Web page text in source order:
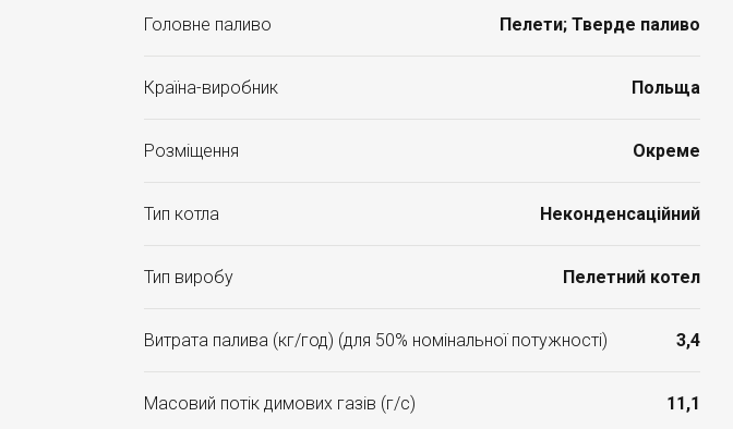
Головне паливо Пелети; Тверде паливо
Країна-виробник Польща
Розміщення Окреме
Тип котла Неконденсаційний
Тип виробу Пелетний котел
Витрата палива (кг/год) (для 50% номінальної потужності) 3,4
Масовий потік димових газів (г/с) 11,1